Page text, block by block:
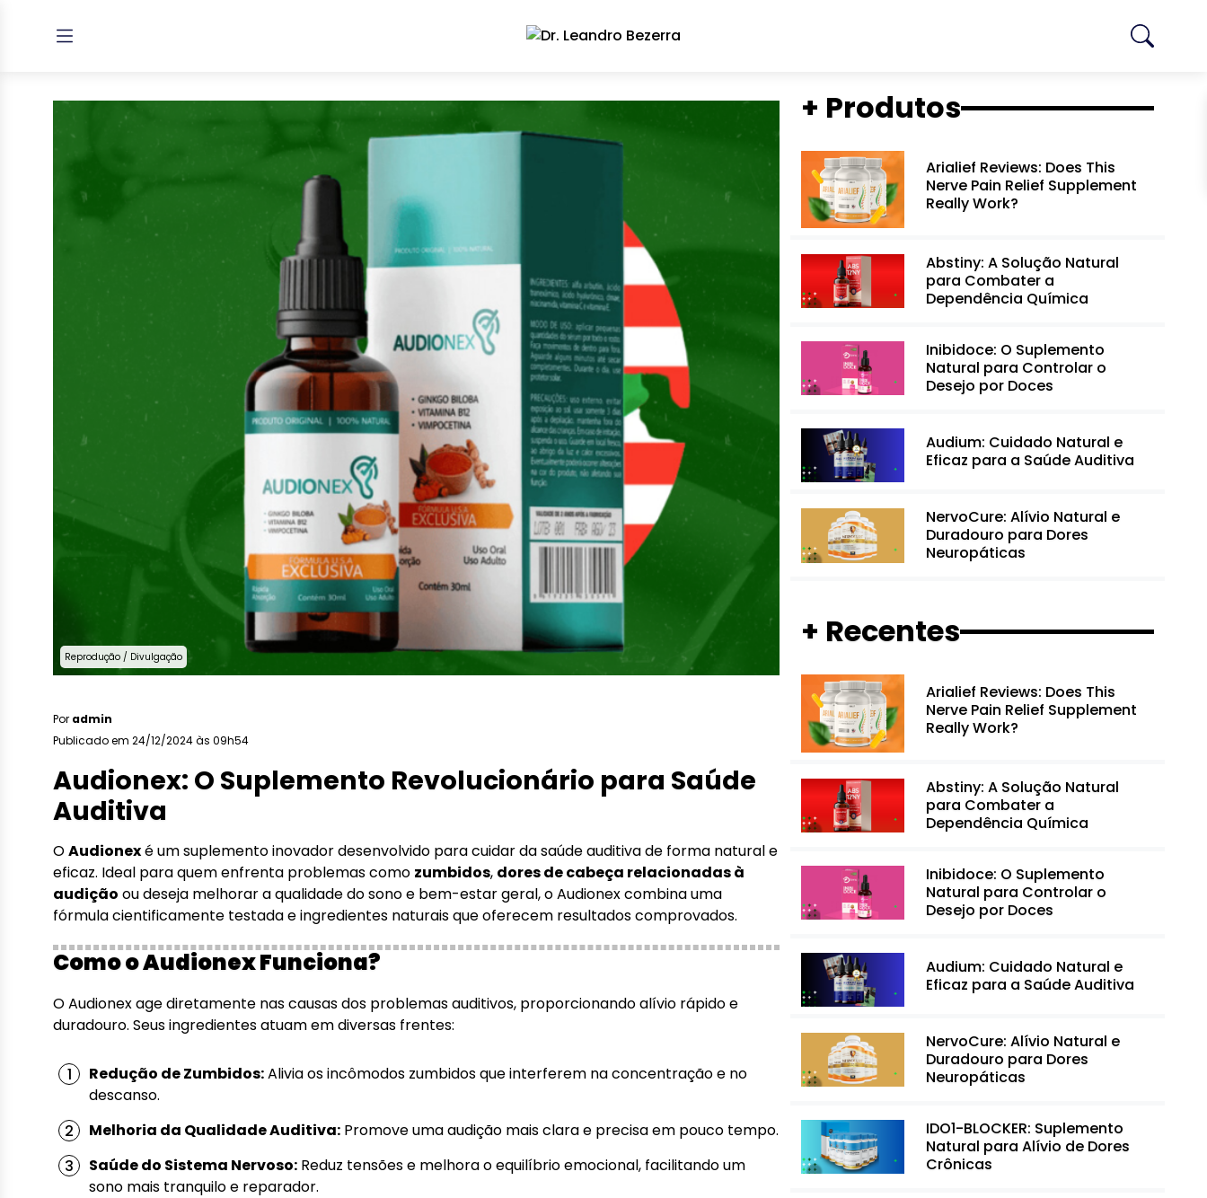
Reprodução / Divulgação
Por admin
Publicado em 24/12/2024 às 09h54
Audionex: O Suplemento Revolucionário para Saúde
Auditiva
OAudionexé um suplemento inovador desenvolvido para cuidar da saúde auditiva de forma natural e
eficaz. Ideal para quem enfrenta problemas como zumbidos, dores de cabeça relacionadas à
audição ou deseja melhorar a qualidade do sono e bem-estar geral, o Audionex combina uma
fórmula cientificamente testada e ingredientes naturais que oferecem resultados comprovados.
Como o Audionex Funciona?
O Audionex age diretamente nas causas dos problemas auditivos, proporcionando alívio rápido e
duradouro. Seus ingredientes atuam em diversas frentes:
Redução de Zumbidos:Alivia os incômodos zumbidos que interferem na concentração e no
descanso.
Melhoria da Qualidade Auditiva: Promove uma audição mais clara e precisa em pouco tempo.
Saúde do Sistema Nervoso: Reduz tensões e melhora o equilíbrio emocional, facilitando um
sono mais tranquilo e reparador.
+ Produtos
Arialief Reviews: Does This
Nerve Pain Relief Supplement
Really Work?
Abstiny: A Solução Natural
para Combater a
Dependência Química
Inibidoce: O Suplemento
Natural para Controlar o
Desejo por Doces
Audium: Cuidado Natural e
Eficaz para a Saúde Auditiva
NervoCure: Alívio Natural e
Duradouro para Dores
Neuropáticas
+ Recentes
Arialief Reviews: Does This
Nerve Pain Relief Supplement
Really Work?
Abstiny: A Solução Natural
para Combater a
Dependência Química
Inibidoce: O Suplemento
Natural para Controlar o
Desejo por Doces
Audium: Cuidado Natural e
Eficaz para a Saúde Auditiva
NervoCure: Alívio Natural e
Duradouro para Dores
Neuropáticas
IDO1-BLOCKER: Suplemento
Natural para Alívio de Dores
Crônicas